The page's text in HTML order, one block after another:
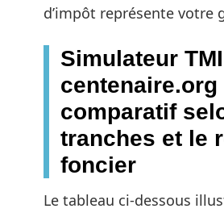
d’impôt représente votre
Simulateur TMI
centenaire.org
comparatif
tranches et le
foncier
Le tableau ci-dessous